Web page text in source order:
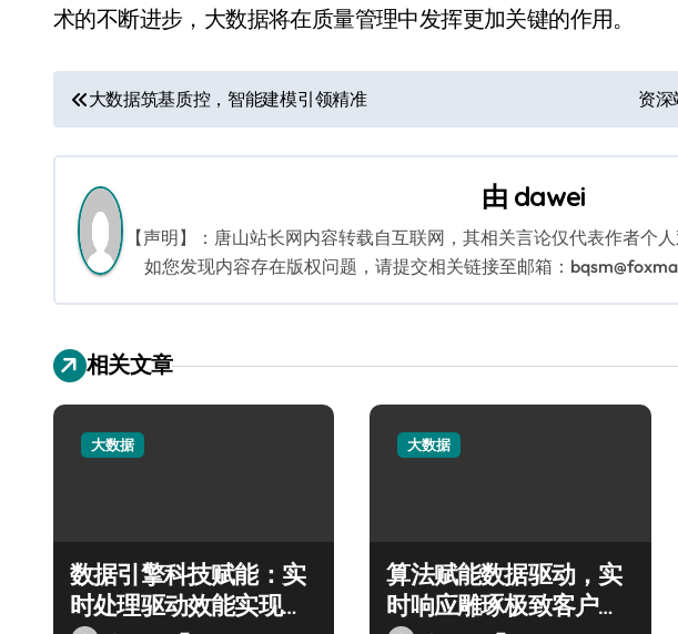
术的不断进步，大数据将在质量管理中发挥更加关键的作用。
文
章
导
航
大数据筑基质控，智能建模引领精准 资深
由 dawei
【声明】：唐山站长网内容转载自互联网，其相关言论仅代表作者个
如您发现内容存在版权问题，请提交相关链接至邮箱：
相关文章
大数据
数据引擎科技赋能：实
时处理驱动效能实现飞
大数据
算法赋能数据驱动，实
时响应雕琢极致客户服